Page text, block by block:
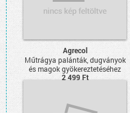
Agrecol
Műtrágya palánták, dugványok
és magok gyökereztetéséhez
250g
2 499 Ft